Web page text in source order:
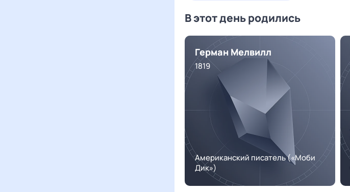
В этот день родились
Герман Мелвилл
1819
Американский писатель («Моби
Дик»)